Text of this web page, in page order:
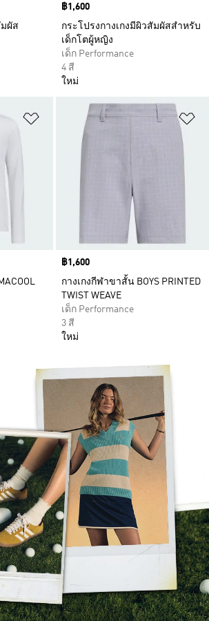
ผัส
Price
฿1,600
กระโปรงกางเกงมีผิวสัมผัสสำหรับ
เด็กโตผู้หญิง
เด็ก Performance
4 สี
ใหม่
เพิ่มไปยังรายการสินค้าโปรด
Price
฿1,600
กางเกงกีฬาขาสั้น BOYS PRINTED
TWIST WEAVE
เด็ก Performance
3 สี
ใหม่